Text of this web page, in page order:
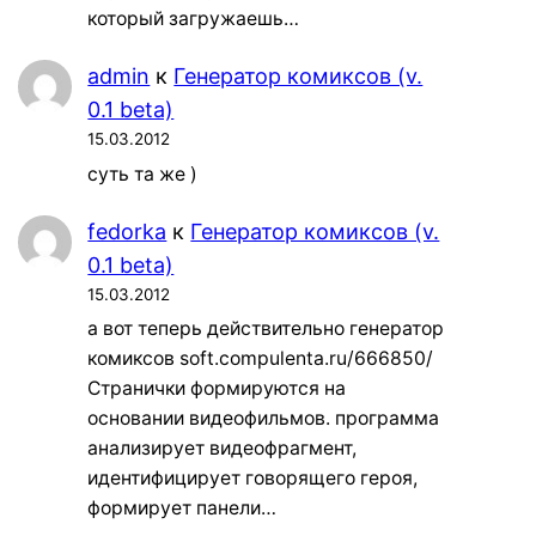
который загружаешь…
admin к Генератор комиксов (v.
0.1 beta)
15.03.2012
суть та же )
fedorka к Генератор комиксов (v.
0.1 beta)
15.03.2012
а вот теперь действительно генератор
комиксов soft.compulenta.ru/666850/
Странички формируются на
основании видеофильмов. программа
анализирует видеофрагмент,
идентифицирует говорящего героя,
формирует панели…